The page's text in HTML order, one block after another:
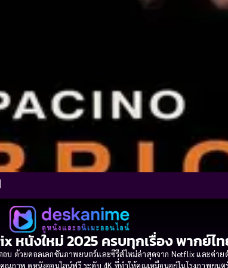
หนังใหม่ 2025 ครบทุกเรื่อง พากย์ไ
ด้วยคอลเลกชันภาพยนตร์และซีรีส์ใหม่ล่าสุดจาก Netflix และค่าย
ภาพ ดูหนังออนไลน์ฟรี ระดับ 4K ที่ทำให้คุณเหมือนอยู่ในโรงภาพยนต